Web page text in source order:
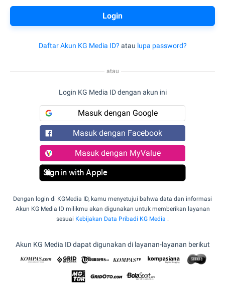
Daftar Akun KG Media ID? atau lupa password?
atau
Login KG Media ID dengan akun ini
Masuk dengan Google
Masuk dengan Facebook
Masuk dengan MyValue
Sign in with Apple
Dengan login di KGMedia ID, kamu menyetujui bahwa data dan informasi
Akun KG Media ID milikmu akan digunakan untuk memberikan layanan
sesuai Kebijakan Data Pribadi KG Media .
Akun KG Media ID dapat digunakan di layanan-layanan berikut